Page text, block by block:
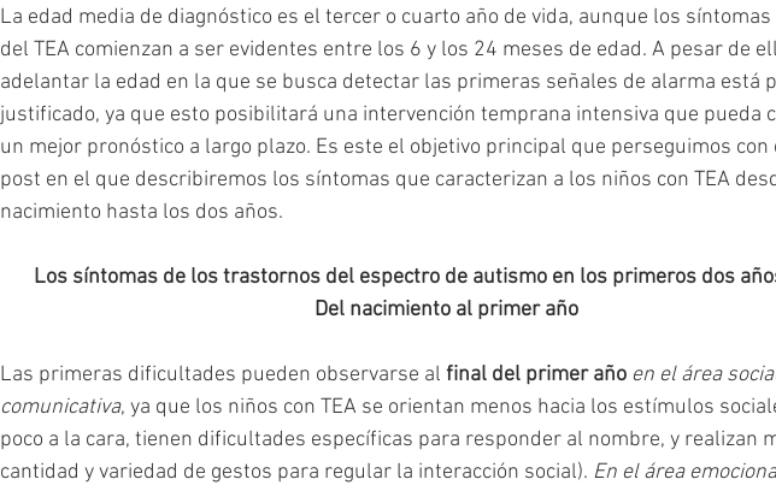
La edad media de diagnóstico es el tercer o cuarto año de vida, aunque los
del TEA comienzan a ser evidentes entre los 6 y los 24 meses de edad. A pesar de
adelantar la edad en la que se busca detectar las primeras señales de alarma está
justificado, ya que esto posibilitará una intervención temprana intensiva que pueda
un mejor pronóstico a largo plazo. Es este el objetivo principal que perseguimos con
post en el que describiremos los síntomas que caracterizan a los niños con TEA
nacimiento hasta los dos años.
Los síntomas de los trastornos del espectro de autismo en los primeros dos
Del nacimiento al primer año
Las primeras dificultades pueden observarse al final del primer año en el área
comunicativa, ya que los niños con TEA se orientan menos hacia los estímulos
poco a la cara, tienen dificultades específicas para responder al nombre, y realizan
cantidad y variedad de gestos para regular la interacción social). En el área